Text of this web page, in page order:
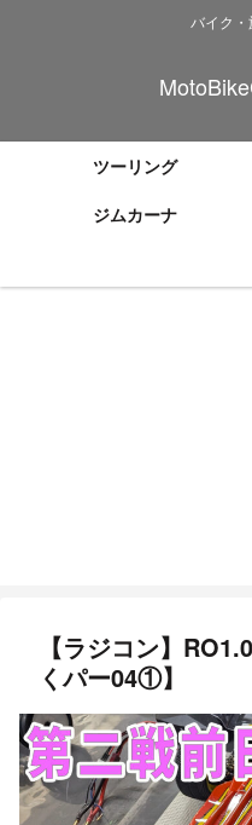
バイク・
ツーリング
ジムカーナ
【ラジコン】
くパー04①】